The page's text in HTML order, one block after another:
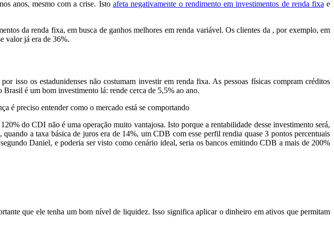
anos, mesmo com a crise. Isto afeta negativamente o rendimento em investimentos de renda fixa e
da renda fixa, em busca de ganhos melhores em renda variável. Os clientes da , por exemplo, em
valor já era de 36%.
isso os estadunidenses não costumam investir em renda fixa. As pessoas físicas compram créditos
é um bom investimento lá: rende cerca de 5,5% ao ano.
é preciso entender como o mercado está se comportando
do CDI não é uma operação muito vantajosa. Isto porque a rentabilidade desse investimento será,
a taxa básica de juros era de 14%, um CDB com esse perfil rendia quase 3 pontos percentuais
Daniel, e poderia ser visto como cenário ideal, seria os bancos emitindo CDB a mais de 200%
que ele tenha um bom nível de liquidez. Isso significa aplicar o dinheiro em ativos que permitam